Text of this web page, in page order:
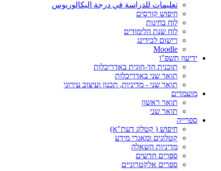
تعليمات للدراسة في درجة البكالوريوس
חיפוש קורסים
לוח בחינות
לוח שנת הלימודים
רישום לבידינג
Moodle
ידיעון תשפ"ו
תוכנית חד-חוגית באדריכלות
תואר שני באדריכלות
תואר שני - מדיניות, תכנון ועיצוב עירוני
מועמדים
תואר ראשון
תואר שני
ספרייה
חיפוש ( קטלוג דעת"א)
קטלוגים ומאגרי מידע
מדיניות השאלה
ספרים חדשים
ספרים אלקטרוניים